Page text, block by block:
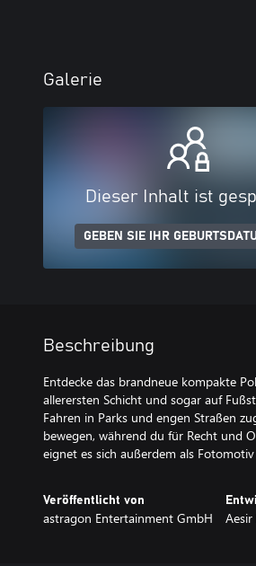
Galerie
Dieser Inhalt ist
GEBEN SIE IHR
Beschreibung
Entdecke das brandneue kompakte
allerersten Schicht und sogar auf
Fahren in Parks und engen Straßen
bewegen, während du für Recht und
eignet es sich außerdem als
Veröffentlicht von
astragon Entertainment GmbH